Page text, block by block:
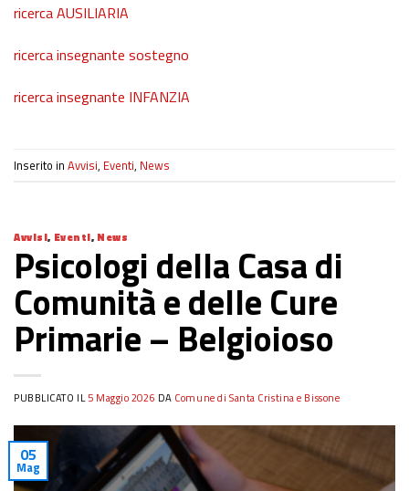
ricerca AUSILIARIA
ricerca insegnante sostegno
ricerca insegnante INFANZIA
Inserito in Avvisi, Eventi, News
Avvisi, Eventi, News
Psicologi della Casa di
Comunità e delle Cure
Primarie – Belgioioso
PUBBLICATO IL5 Maggio 2026 DA Comune di Santa Cristina e Bissone
05
Mag